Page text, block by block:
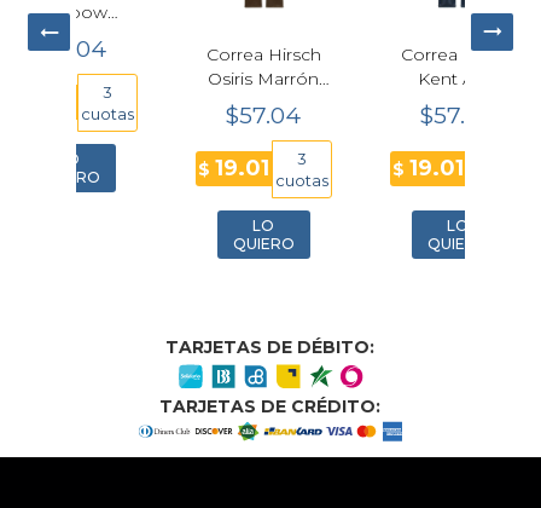
Correa Hirsch
Osiris Marrón
Cuero Nubuck
Premium 18
3
cuotas
Correa Hirsch
Kent Azul
Oscuro Cuero
Premium 20
$
3
cuotas
TARJETAS DE DÉBITO:
TARJETAS DE CRÉDITO: